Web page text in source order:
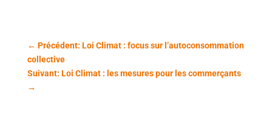
← Précédent: Loi Climat : focus sur l’autoconsommation
collective
Suivant: Loi Climat : les mesures pour les commerçants
→